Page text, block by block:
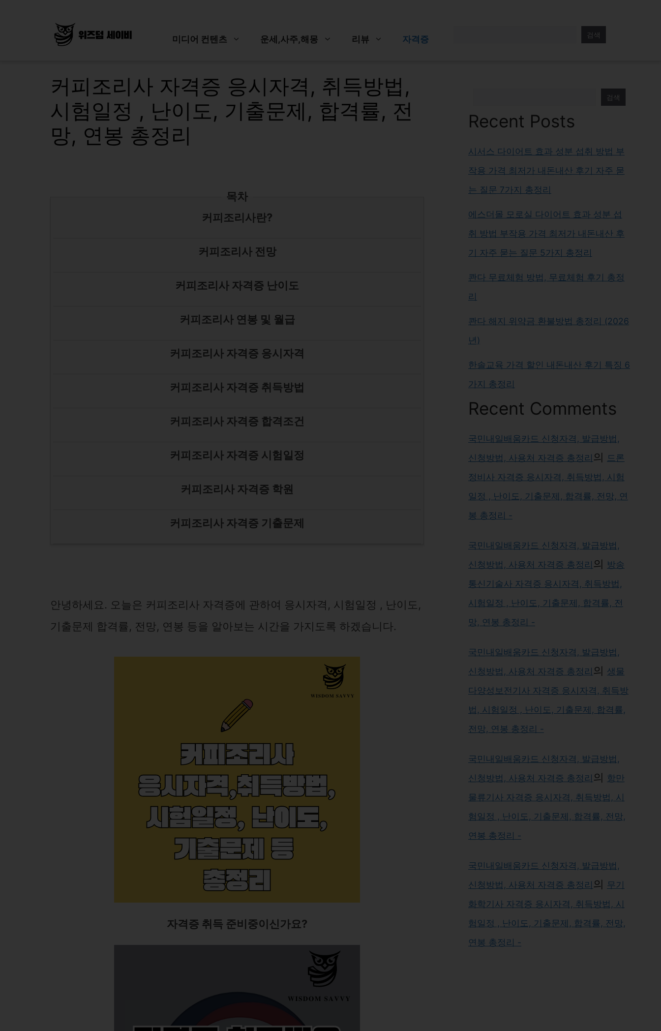
미디어 컨텐츠 운세,사주,해몽 리뷰 자격증 검색
커피조리사 자격증 응시자격, 취득방법,
시험일정 , 난이도, 기출문제, 합격률, 전
망, 연봉 총정리
목차
커피조리사란?
커피조리사 전망
커피조리사 자격증 난이도
커피조리사 연봉 및 월급
커피조리사 자격증 응시자격
커피조리사 자격증 취득방법
커피조리사 자격증 합격조건
커피조리사 자격증 시험일정
커피조리사 자격증 학원
커피조리사 자격증 기출문제
안녕하세요. 오늘은 커피조리사 자격증에 관하여 응시자격, 시험일정 , 난이도,
기출문제 합격률, 전망, 연봉 등을 알아보는 시간을 가지도록 하겠습니다.
자격증 취득 준비중이신가요?
검색
Recent Posts
시서스 다이어트 효과 성분 섭취 방법 부
작용 가격 최저가 내돈내산 후기 자주 묻
는 질문 7가지 총정리
에스더몰 모로실 다이어트 효과 성분 섭
취 방법 부작용 가격 최저가 내돈내산 후
기 자주 묻는 질문 5가지 총정리
콴다 무료체험 방법, 무료체험 후기 총정
리
콴다 해지 위약금 환불방법 총정리 (2026
년)
한솔교육 가격 할인 내돈내산 후기 특징 6
가지 총정리
Recent Comments
국민내일배움카드 신청자격, 발급방법,
신청방법, 사용처 자격증 총정리 의 드론
정비사 자격증 응시자격, 취득방법, 시험
일정 , 난이도, 기출문제, 합격률, 전망, 연
봉 총정리 -
국민내일배움카드 신청자격, 발급방법,
신청방법, 사용처 자격증 총정리 의 방송
통신기술사 자격증 응시자격, 취득방법,
시험일정 , 난이도, 기출문제, 합격률, 전
망, 연봉 총정리 -
국민내일배움카드 신청자격, 발급방법,
신청방법, 사용처 자격증 총정리 의 생물
다양성보전기사 자격증 응시자격, 취득방
법, 시험일정 , 난이도, 기출문제, 합격률,
전망, 연봉 총정리 -
국민내일배움카드 신청자격, 발급방법,
신청방법, 사용처 자격증 총정리 의 항만
물류기사 자격증 응시자격, 취득방법, 시
험일정 , 난이도, 기출문제, 합격률, 전망,
연봉 총정리 -
국민내일배움카드 신청자격, 발급방법,
신청방법, 사용처 자격증 총정리 의 무기
화학기사 자격증 응시자격, 취득방법, 시
험일정 , 난이도, 기출문제, 합격률, 전망,
연봉 총정리 -